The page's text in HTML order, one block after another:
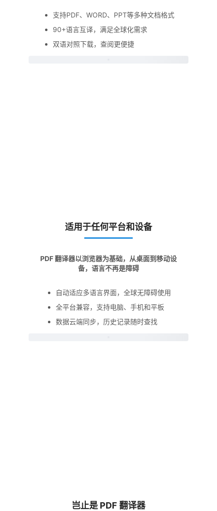
支持PDF、WORD、PPT等多种文档格式
90+语言互译，满足全球化需求
双语对照下载，查阅更便捷
适用于任何平台和设备
PDF 翻译器以浏览器为基础，从桌面到移动设
备，语言不再是障碍
自动适应多语言界面，全球无障碍使用
全平台兼容，支持电脑、手机和平板
数据云端同步，历史记录随时查找
岂止是 PDF 翻译器